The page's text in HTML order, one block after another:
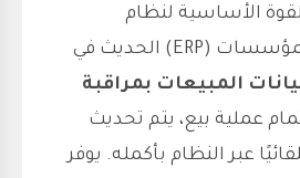
الأساسية لنظام
تخطيط موارد المؤسسات (ERP) الحديث في
المبيعات بمراقبة
عملية بيع، يتم تحديث
عبر النظام بأكمله. يوفر